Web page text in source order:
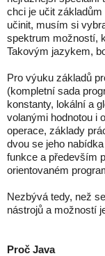
chci je učit
učinit, musím si
spektrum možností,
Takovým jazykem,
Pro výuku základů
(kompletní sada
konstanty, lokální a
volanými hodnotou i
operace, základy
dvou se jeho
funkce a především
orientovaném
Nezbývá tedy, než
nástrojů a možností
Proč Java